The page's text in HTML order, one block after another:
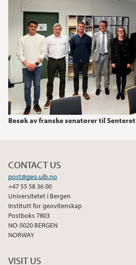
Besøk av franske senatorer til Senteret
CONTACT US
post@geo.uib.no
+47 55 58 36 00
Universitetet i Bergen
Institutt for geovitenskap
Postboks 7803
NO-5020 BERGEN
NORWAY
VISIT US